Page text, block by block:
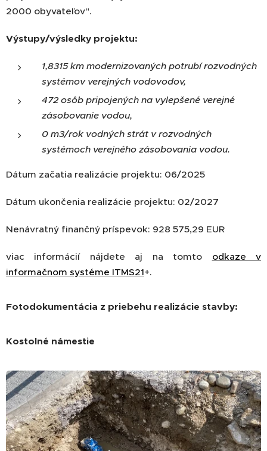
2000 obyvateľov".
Výstupy/výsledky projektu:
1,8315 km modernizovaných potrubí rozvodných
systémov verejných vodovodov,
472 osôb pripojených na vylepšené verejné
zásobovanie vodou,
0 m3/rok vodných strát v rozvodných
systémoch verejného zásobovania vodou.
Dátum začatia realizácie projektu: 06/2025
Dátum ukončenia realizácie projektu: 02/2027
Nenávratný finančný príspevok: 928 575,29 EUR
viac informácií nájdete aj na tomto odkaze v
informačnom systéme ITMS21+.
Fotodokumentácia z priebehu realizácie stavby:
Kostolné námestie